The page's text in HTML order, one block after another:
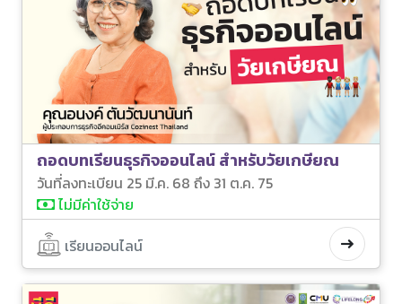
ถอดบทเรียนธุรกิจออนไลน์ สำหรับวัยเกษียณ
วันที่ลงทะเบียน 25 มี.ค. 68 ถึง 31 ต.ค. 75
ไม่มีค่าใช้จ่าย
เรียนออนไลน์